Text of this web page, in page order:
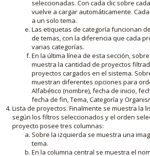
seleccionadas. Con cada clic sobre
vuelve a cargar automáticamente.
a un solo tema.
Las etiquetas de categoría funcionan
de temas, con la diferencia que cada
varias categorías.
En la última línea de esta sección,
muestra la cantidad de proyectos
proyectos cargados en el sistema.
muestran diferentes opciones para
Alfabético (nombre), fecha de inicio,
fecha de fin, Tema, Categoría y
Lista de proyectos: Finalmente se muestra la
según los filtros seleccionados y el orden
proyecto posee tres columnas:
Sobre la izquierda se muestra una
tema.
En la columna central se muestra el